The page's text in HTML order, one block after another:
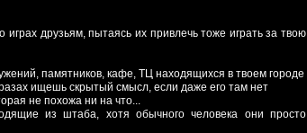
друзьям, пытаясь их привлечь тоже играть за твою
памятников, кафе, ТЦ находящихся в твоем городе
ищешь скрытый смысл, если даже его там нет
не похожа ни на что...
из штаба, хотя обычного человека они просто